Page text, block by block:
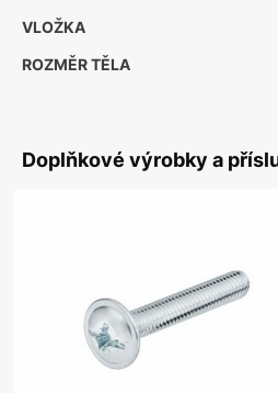
VLOŽKA
ROZMĚR TĚLA
Doplňkové výrobky a